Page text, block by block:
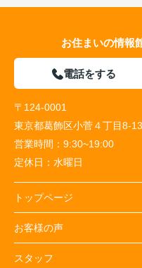
お住まいの情報
電話をする
〒124-0001
東京都葛飾区小菅４丁目8-13
営業時間： 9:30~19:00
定休日： 水曜日
トップページ
お客様の声
スタッフ